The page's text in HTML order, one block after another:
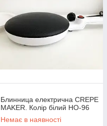
Блинница електрична CREPE
MAKER. Колір білий HO-96
Немає в наявності